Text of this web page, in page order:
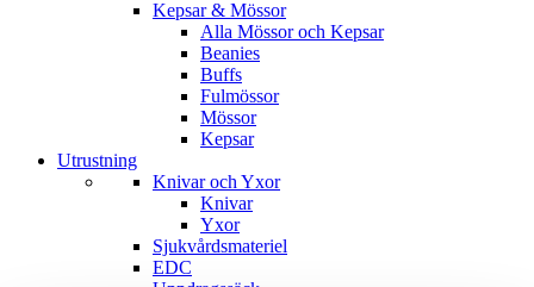
Kepsar & Mössor
Alla Mössor och Kepsar
Beanies
Buffs
Fulmössor
Mössor
Kepsar
Utrustning
Knivar och Yxor
Knivar
Yxor
Sjukvårdsmateriel
EDC